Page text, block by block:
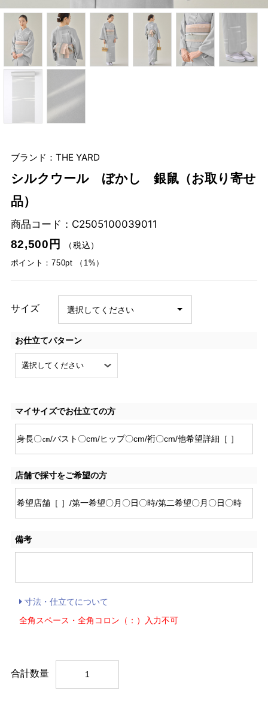
ブランド：THE YARD
シルクウール ぼかし 銀鼠（お取り寄せ
品）
商品コード： C2505100039011
82,500円
（税込）
ポイント：750pt （1%）
サイズ
お仕立てパターン
マイサイズでお仕立ての方
店舗で採寸をご希望の方
備考
寸法・仕立てについて
全角スペース・全角コロン（：）入力不可
合計数量